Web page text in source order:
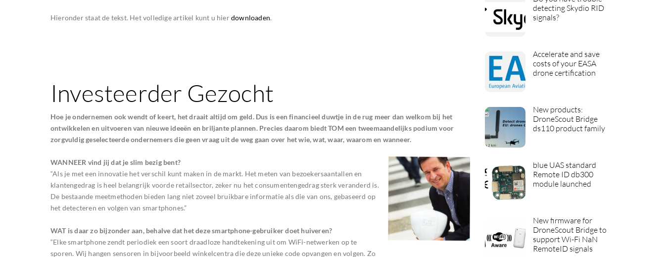
Hieronder staat de tekst. Het volledige artikel kunt u hierdownloaden.
Investeerder Gezocht
Hoe je ondernemen ook wendt of keert, het draait altijd om geld. Dus is een financieel duwtje in de rug meer dan welkom bij het
ontwikkelen en uitvoeren van nieuwe ideeën en briljante plannen. Precies daarom biedt TOM een tweemaandelijks podium voor
zorgvuldig geselecteerde ondernemers die geen vraag uit de weg gaan over het wie, wat, waar, waarom en wanneer.
WANNEER vind jij dat je slim bezig bent?
“Als je met een innovatie het verschil kunt maken in de markt. Het meten van bezoekersaantallen en
klantengedrag is heel belangrijk voorde retailsector, zeker nu het consumentengedrag sterk veranderd is.
De bestaande meetmethoden bieden lang niet zoveel bruikbare informatie als die van ons, gebaseerd op
het detecteren en volgen van smartphones.”
WAT is daar zo bijzonder aan, behalve dat het deze smartphone-gebruiker doet huiveren?
“Elke smartphone zendt periodiek een soort draadloze handtekening uit om WiFi-netwerken op te
sporen. Wij hangen sensoren in bijvoorbeeld winkelcentra die deze unieke code opvangen en volgen. Zo
detecting Skydio RID
signals?
Accelerate and save
costs of your EASA
drone certification
New products:
DroneScout Bridge
ds110 product family
blue UAS standard
Remote ID db300
module launched
New firmware for
DroneScout Bridge to
support Wi-Fi NaN
RemoteID signals